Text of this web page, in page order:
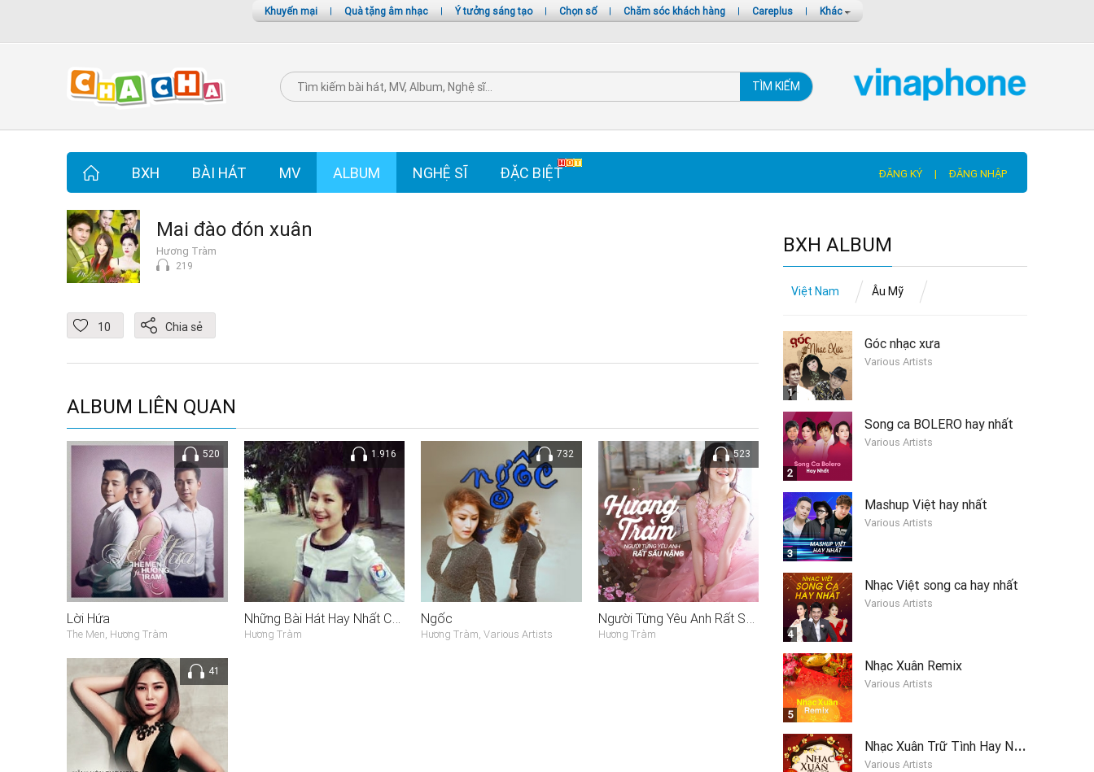
Khuyến mại | Quà tặng âm nhạc | Ý tưởng sáng tạo | Chọn số | Chăm sóc khách hàng | Careplus | Khác
TÌM KIẾM
BXH BÀI HÁT MV ALBUM NGHỆ SĨ ĐẶC BIỆT ĐĂNG KÝ | ĐĂNG NHẬP
Mai đào đón xuân
Hương Tràm
219
10 Chia sẻ
ALBUM LIÊN QUAN
520
Lời Hứa
The Men, Hương Tràm
1.916
Những Bài Hát Hay Nhất Của Hương Tràm
Hương Tràm
732
Ngốc
Hương Tràm, Various Artists
523
Người Từng Yêu Anh Rất Sâu Nặng
Hương Tràm
41
BXH ALBUM
Việt Nam Âu Mỹ
1
Góc nhạc xưa
Various Artists
2
Song ca BOLERO hay nhất
Various Artists
3
Mashup Việt hay nhất
Various Artists
4
Nhạc Việt song ca hay nhất
Various Artists
5
Nhạc Xuân Remix
Various Artists
N
hạc Xuân Trữ Tình Hay Nhất
Various Artists